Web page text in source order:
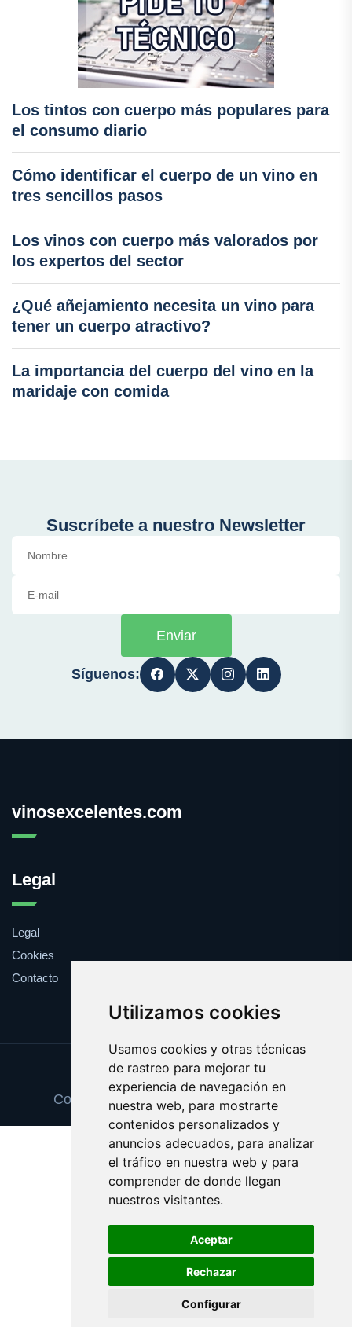
Utilizamos cookies
Usamos cookies y otras técnicas
de rastreo para mejorar tu
experiencia de navegación en
nuestra web, para mostrarte
contenidos personalizados y
anuncios adecuados, para analizar
el tráfico en nuestra web y para
comprender de donde llegan
nuestros visitantes.
Aceptar
Rechazar
Configurar
Los tintos con cuerpo más populares para
el consumo diario
Cómo identificar el cuerpo de un vino en
tres sencillos pasos
Los vinos con cuerpo más valorados por
los expertos del sector
¿Qué añejamiento necesita un vino para
tener un cuerpo atractivo?
La importancia del cuerpo del vino en la
maridaje con comida
Suscríbete a nuestro Newsletter
Enviar
Síguenos:
vinosexcelentes.com
Legal
Legal
Cookies
Contacto
Update cookies preferences
Copyright © 2025 vinosexcelentes.com